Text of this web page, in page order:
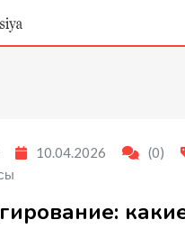
10.04.2026 (0)